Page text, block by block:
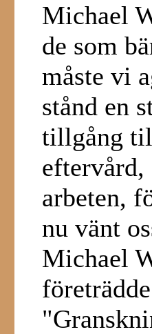
Michael
de som
måste vi
stånd en
tillgång
arbeten,
nu vänt
Michael